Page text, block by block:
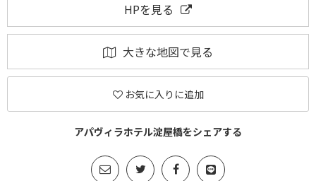
HPを見る
大きな地図で見る
お気に入りに追加
アパヴィラホテル淀屋橋をシェアする